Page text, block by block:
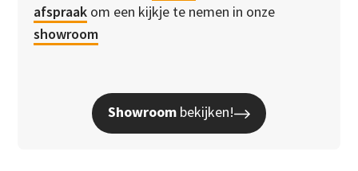
afspraak om een kijkje te nemen in onze
showroom
Showroom bekijken!